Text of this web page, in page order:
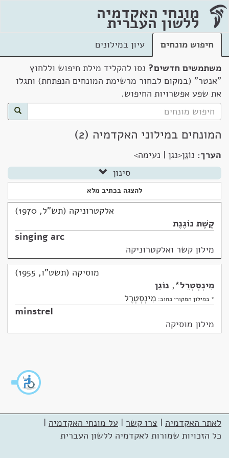
מונחי האקדמיה
ללשון העברית
חיפוש מונחים
עיון במילונים
משתמשים חדשים? נסו להקליד מילת חיפוש וללחוץ
"אנטר" (במקום לבחור מרשימת המונחים הנפתחת) ותגלו
את שפע אפשרויות החיפוש.
המונחים במילוני האקדמיה (2)
הערך: נוֹגֵן<נגן | נעימה>
סינון
להצגה בכתיב מלא
אלקטרוניקה (תש"ל, 1970)
קֶשֶׁת נוֹגֶנֶת
singing arc
מילון קשר ואלקטרוניקה
מוסיקה (תשט"ו, 1955)
מִינְסְטְרֵל*
, נוֹגֵן
* במילון המקורי כתוב: מִינְסְטְרֶל
minstrel
מילון מוסיקה
לאתר האקדמיה | צרו קשר | על מונחי האקדמיה |
כל הזכויות שמורות לאקדמיה ללשון העברית